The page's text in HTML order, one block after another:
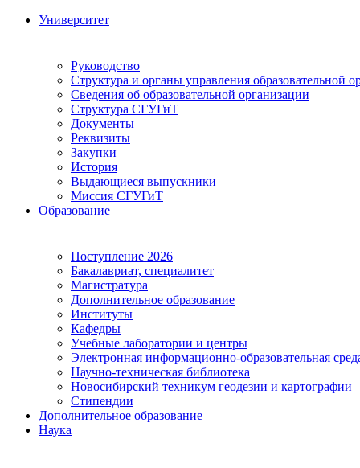
Университет
Руководство
Структура и органы управления образовательной
Сведения об образовательной организации
Структура СГУГиТ
Документы
Реквизиты
Закупки
История
Выдающиеся выпускники
Миссия СГУГиТ
Образование
Поступление 2026
Бакалавриат, специалитет
Магистратура
Дополнительное образование
Институты
Кафедры
Учебные лаборатории и центры
Электронная информационно-образовательная
Научно-техническая библиотека
Новосибирский техникум геодезии и картографии
Стипендии
Дополнительное образование
Наука